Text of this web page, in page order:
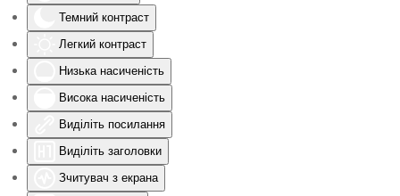
Темний контраст
Легкий контраст
Низька насиченість
Висока насиченість
Виділіть посилання
Виділіть заголовки
Зчитувач з екрана